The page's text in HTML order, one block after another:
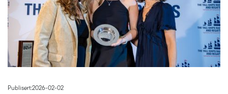
Publisert:2026-02-02